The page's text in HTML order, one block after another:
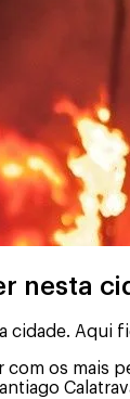
nesta
Aqui
os mais